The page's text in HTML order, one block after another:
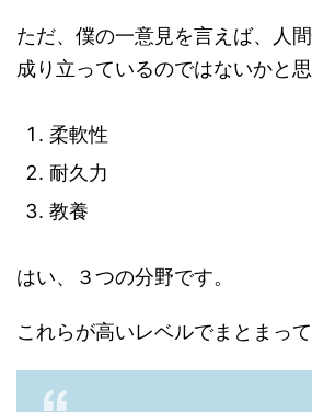
ただ、僕の一意見を言えば、人
成り立っているのではないかと思
柔軟性
耐久力
教養
はい、３つの分野です。
これらが高いレベルでまとまって